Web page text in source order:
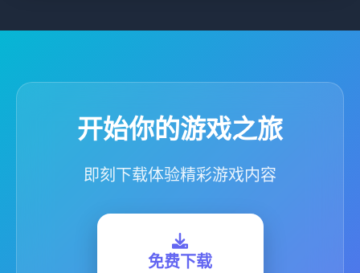
开始你的游戏之旅
即刻下载体验精彩游戏内容
免费下载